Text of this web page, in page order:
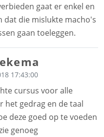
gaat er enkel en
dat die mislukte macho's
gaan toeleggen.
17:43:00
cursus voor alle
het gedrag en de taal
deze goed op te voeden
genoeg